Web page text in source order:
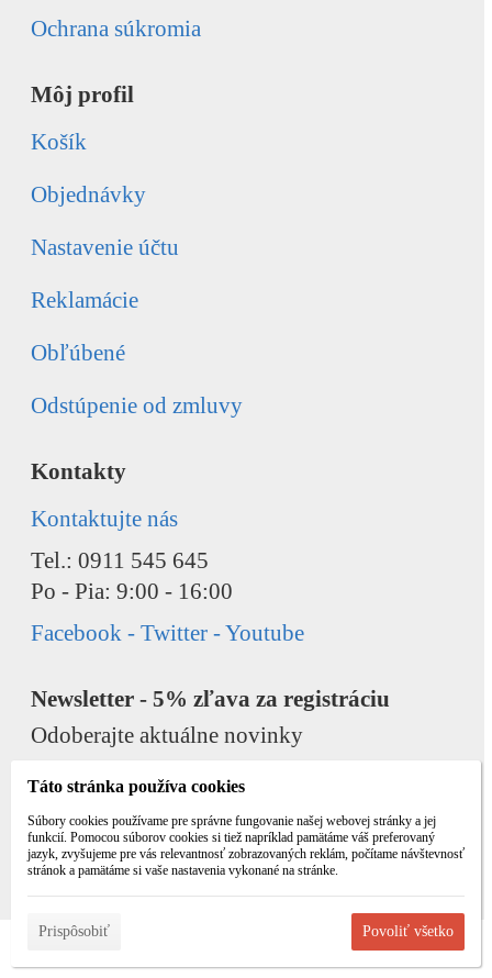
Ochrana súkromia
Môj profil
Košík
Objednávky
Nastavenie účtu
Reklamácie
Obľúbené
Odstúpenie od zmluvy
Kontakty
Kontaktujte nás
Tel.: 0911 545 645
Po - Pia: 9:00 - 16:00
Facebook - Twitter - Youtube
Newsletter - 5% zľava za registráciu
Odoberajte aktuálne novinky
Odobrať Pridať
|Prihlásiť
Táto stránka používa cookies
Súbory cookies používame pre správne fungovanie našej webovej stránky a jej
funkcií. Pomocou súborov cookies si tiež napríklad pamätáme váš preferovaný
jazyk, zvyšujeme pre vás relevantnosť zobrazovaných reklám, počítame návštevnosť
stránok a pamätáme si vaše nastavenia vykonané na stránke.
Prispôsobiť Povoliť všetko